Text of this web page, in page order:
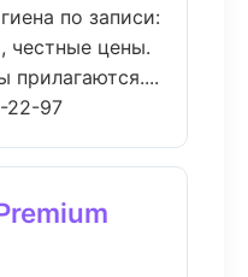
по записи:
честные цены.
прилагаются....
22-97